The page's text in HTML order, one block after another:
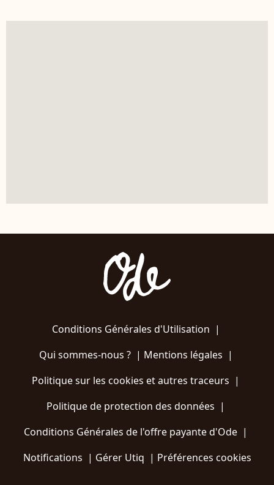
Conditions Générales d'Utilisation |
Qui sommes-nous ?| Mentions légales |
Politique sur les cookies et autres traceurs |
Politique de protection des données |
Conditions Générales de l'offre payante d'Ode |
Notifications | Gérer Utiq | Préférences cookies